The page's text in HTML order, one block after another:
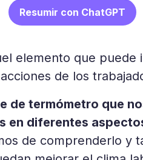
Resumir con ChatGPT
elemento que puede
de los
de termómetro que
en diferentes
de comprenderlo y